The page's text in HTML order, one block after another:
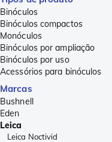
Binóculos
Binóculos compactos
Monóculos
Binóculos por ampliação
Binóculos por uso
Acessórios para binóculos
Marcas
Bushnell
Eden
Leica
Leica Noctivid